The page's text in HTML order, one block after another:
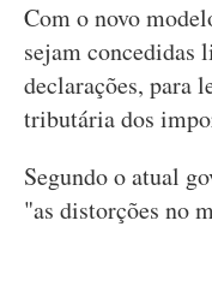
Com o novo
sejam concedidas
declarações, para
tributária dos
Segundo o atual
"as distorções no